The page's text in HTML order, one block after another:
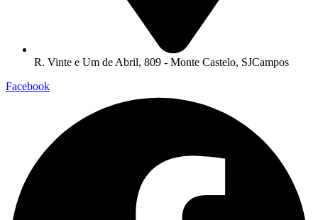
R. Vinte e Um de Abril, 809 - Monte Castelo, SJCampos
Facebook